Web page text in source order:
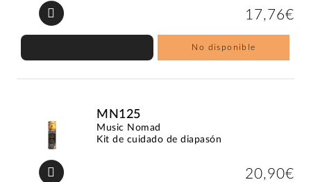
17,76€
No disponible
MN125
Music Nomad
Kit de cuidado de diapasón
20,90€